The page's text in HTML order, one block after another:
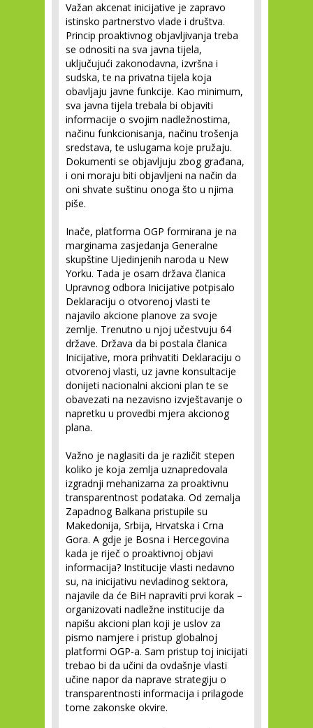
Važan akcenat inicijative je zapravo
istinsko partnerstvo vlade i društva.
Princip proaktivnog objavljivanja treba
se odnositi na sva javna tijela,
uključujući zakonodavna, izvršna i
sudska, te na privatna tijela koja
obavljaju javne funkcije. Kao minimum,
sva javna tijela trebala bi objaviti
informacije o svojim nadležnostima,
načinu funkcionisanja, načinu trošenja
sredstava, te uslugama koje pružaju.
Dokumenti se objavljuju zbog građana,
i oni moraju biti objavljeni na način da
oni shvate suštinu onoga što u njima
piše.
Inače, platforma OGP formirana je na
marginama zasjedanja Generalne
skupštine Ujedinjenih naroda u New
Yorku. Tada je osam država članica
Upravnog odbora Inicijative potpisalo
Deklaraciju o otvorenoj vlasti te
najavilo akcione planove za svoje
zemlje. Trenutno u njoj učestvuju 64
države. Država da bi postala članica
Inicijative, mora prihvatiti Deklaraciju o
otvorenoj vlasti, uz javne konsultacije
donijeti nacionalni akcioni plan te se
obavezati na nezavisno izvještavanje o
napretku u provedbi mjera akcionog
plana.
Važno je naglasiti da je različit stepen
koliko je koja zemlja uznapredovala
izgradnji mehanizama za proaktivnu
transparentnost podataka. Od zemalja
Zapadnog Balkana pristupile su
Makedonija, Srbija, Hrvatska i Crna
Gora. A gdje je Bosna i Hercegovina
kada je riječ o proaktivnoj objavi
informacija? Institucije vlasti nedavno
su, na inicijativu nevladinog sektora,
najavile da će BiH napraviti prvi korak –
organizovati nadležne institucije da
napišu akcioni plan koji je uslov za
pismo namjere i pristup globalnoj
platformi OGP-a. Sam pristup toj inicijati
trebao bi da učini da ovdašnje vlasti
učine napor da naprave strategiju o
transparentnosti informacija i prilagode
tome zakonske okvire.